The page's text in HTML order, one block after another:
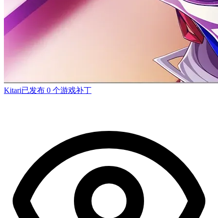
Kitari已发布 0 个游戏补丁